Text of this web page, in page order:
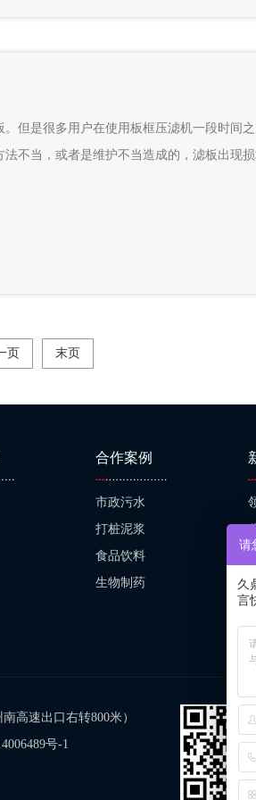
是很多用户在使用板框压滤机一段时间
不当，或者是维护不当造成的，滤板出现损
页 末页
合作案例
市政污水
打桩泥浆
食品饮料
生物制药
高速出口右转800米）
号-1
请
久
言